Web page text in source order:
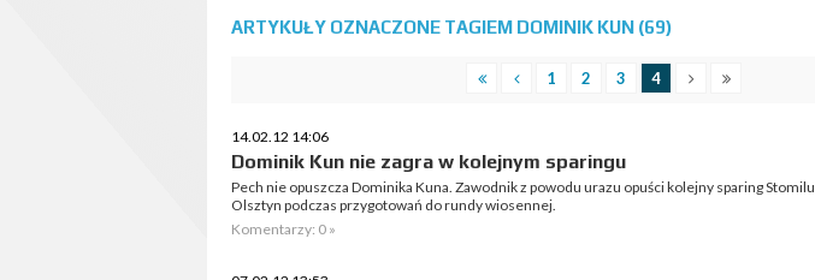
ARTYKUŁY OZNACZONE TAGIEM DOMINIK KUN (69)
1 2 3 4
14.02.12 14:06
Dominik Kun nie zagra w kolejnym sparingu
Pech nie opuszcza Dominika Kuna. Zawodnik z powodu urazu opuści kolejny sparing Stomilu
Olsztyn podczas przygotowań do rundy wiosennej.
Komentarzy: 0 »